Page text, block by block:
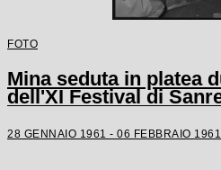
FOTO
Mina seduta in platea
dell'XI Festival di
28 GENNAIO 1961 - 06 FEBBRAIO 1961